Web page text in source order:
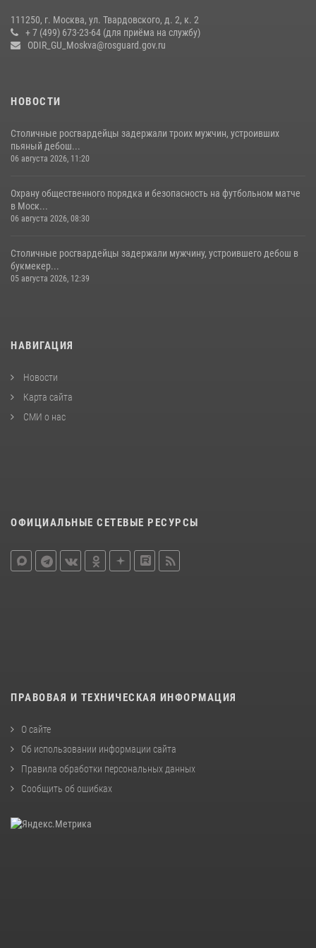
Центр профессиональной подготовки сотрудников
111250, г. Москва, ул. Твардовского, д. 2, к. 2
+ 7 (499) 673-23-64 (для приёма на службу)
ODIR_GU_Moskva@rosguard.gov.ru
НОВОСТИ
Столичные росгвардейцы задержали троих мужчин, устроивших
пьяный дебош...
06 августа 2026, 11:20
Охрану общественного порядка и безопасность на футбольном матче
в Моск...
06 августа 2026, 08:30
Столичные росгвардейцы задержали мужчину, устроившего дебош в
букмекер...
05 августа 2026, 12:39
НАВИГАЦИЯ
Новости
Карта сайта
СМИ о нас
ОФИЦИАЛЬНЫЕ СЕТЕВЫЕ РЕСУРСЫ
ПРАВОВАЯ И ТЕХНИЧЕСКАЯ ИНФОРМАЦИЯ
О сайте
Об использовании информации сайта
Правила обработки персональных данных
Сообщить об ошибках